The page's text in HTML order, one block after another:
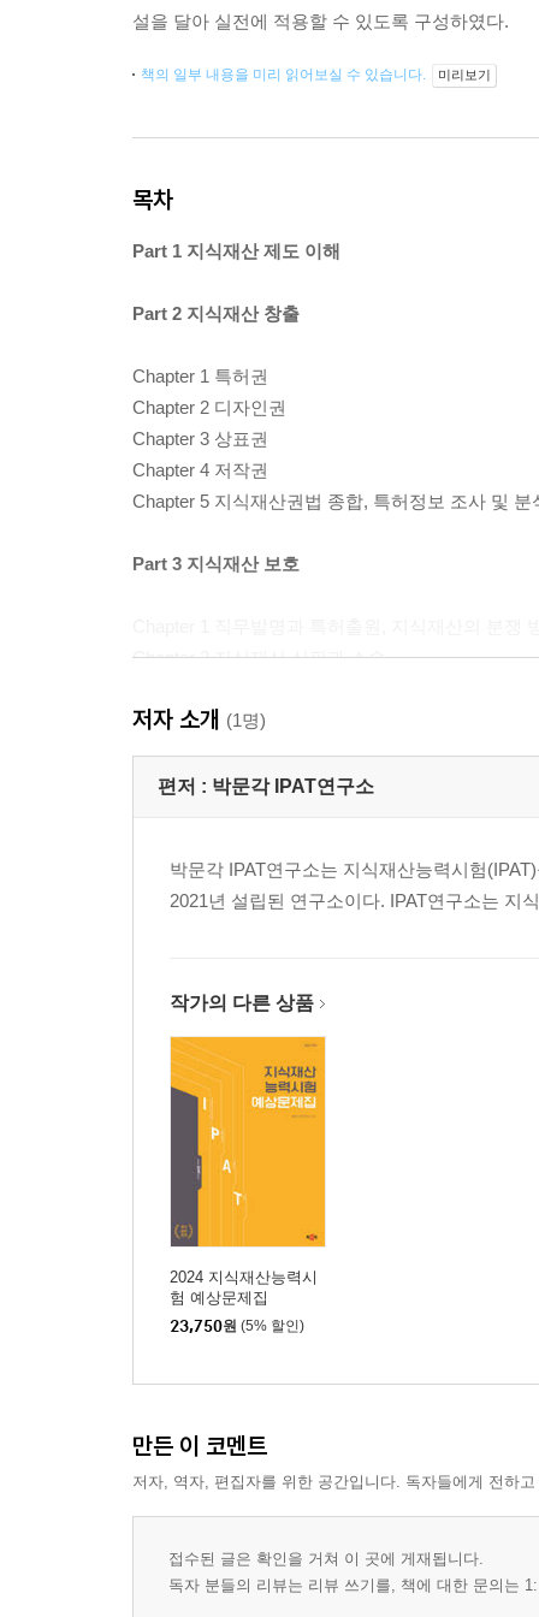
설을 달아 실전에 적용할 수 있도록 구성하였다.
책의 일부 내용을 미리 읽어보실 수 있습니다. 미리보기
목차
Part 1 지식재산 제도 이해
Part 2 지식재산 창출
Chapter 1 특허권
Chapter 2 디자인권
Chapter 3 상표권
Chapter 4 저작권
Chapter 5 지식재산권법 종합, 특허정보 조사 및 분
Part 3 지식재산 보호
Chapter 2 지식재산 심판과 소송
Part 4 지식재산 활용
저자 소개 (1명)
편저 : 박문각 IPAT연구소
박문각 IPAT연구소는 지식재산능력시험
2021년 설립된 연구소이다. IPAT연구소는 지
작가의 다른 상품
2024 지식재산능력시
험 예상문제집
23,750원 (5% 할인)
만든 이 코멘트
저자, 역자, 편집자를 위한 공간입니다. 독자들에게 전하
접수된 글은 확인을 거쳐 이 곳에 게재됩니다.
독자 분들의 리뷰는 리뷰 쓰기를, 책에 대한 문의는